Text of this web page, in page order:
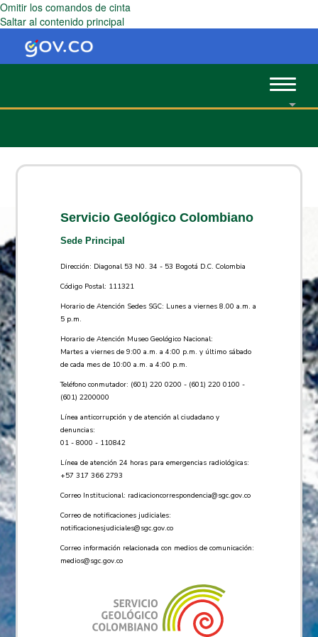
Omitir los comandos de cinta
Saltar al contenido principal
Toggle
Servicio Geológico Colombiano
Sede Principal
Dirección: Diagonal 53 N0. 34 - 53 Bogotá D.C. Colombia
Código Postal: 111321
Horario de Atención Sedes SGC: Lunes a viernes 8.00 a.m. a
5 p.m.
Horario de Atención Museo Geológico Nacional:
Martes a viernes de 9:00 a.m. a 4:00 p.m. y último sábado
de cada mes de 10:00 a.m. a 4:00 p.m.
Teléfono conmutador: (601) 220 0200 - (601) 220 0100 -
(601) 2200000
Línea anticorrupción y de atención al ciudadano y
denuncias:
01 - 8000 - 110842
Línea de atención 24 horas para emergencias radiológicas:
+57 ​317 366 2793
Correo Institucional: radicacioncorrespondencia@sgc.gov.co
Correo de notificaciones judiciales:
notificacionesjudiciales@sgc.gov.co
Correo información relacionada con medios de comunicación:
medios@sgc.gov.co